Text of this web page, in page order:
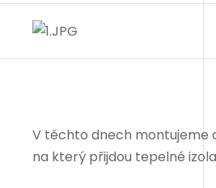
V těchto dnech montujeme
na který přijdou tepelné